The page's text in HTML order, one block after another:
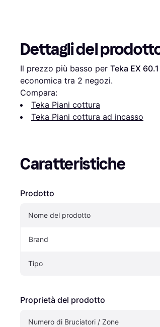
Dettagli del
Il prezzo più basso per Teka EX
economica tra 2 negozi.
Compara:
Teka Piani cottura
Teka Piani cottura ad incasso
Caratteristiche
Prodotto
Nome del prodotto
Brand
Tipo
Proprietà del prodotto
Numero di Bruciatori / Zone